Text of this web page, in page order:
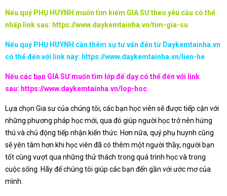
Nếu quý PHỤ HUYNH muốn tìm kiếm GIA SƯ theo yêu cầu có thể
nhấp link sau: https://www.daykemtainha.vn/tim-gia-su
Nếu quý PHỤ HUYNH cần thêm sự tư vấn đến từ Daykemtainha.vn
có thể đến với link này: https://www.daykemtainha.vn/lien-he
Nếu các bạn GIA SƯ muốn tìm lớp để dạy có thể đến với link
sau: https://www.daykemtainha.vn/lop-hoc
Lựa chọn Gia sư của chúng tôi, các bạn học viên sẽ được tiếp cận với
những phương pháp học mới, qua đó giúp người học trở nên hứng
thú và chủ động tiếp nhận kiến thức. Hơn nữa, quý phụ huynh cũng
sẽ yên tâm hơn khi học viên đã có thêm một người thầy, người bạn
tốt cùng vượt qua những thử thách trong quá trình học và trong
cuộc sống. Hãy để chúng tôi giúp các bạn đến gần với ước mơ của
mình.